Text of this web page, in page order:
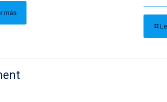
más